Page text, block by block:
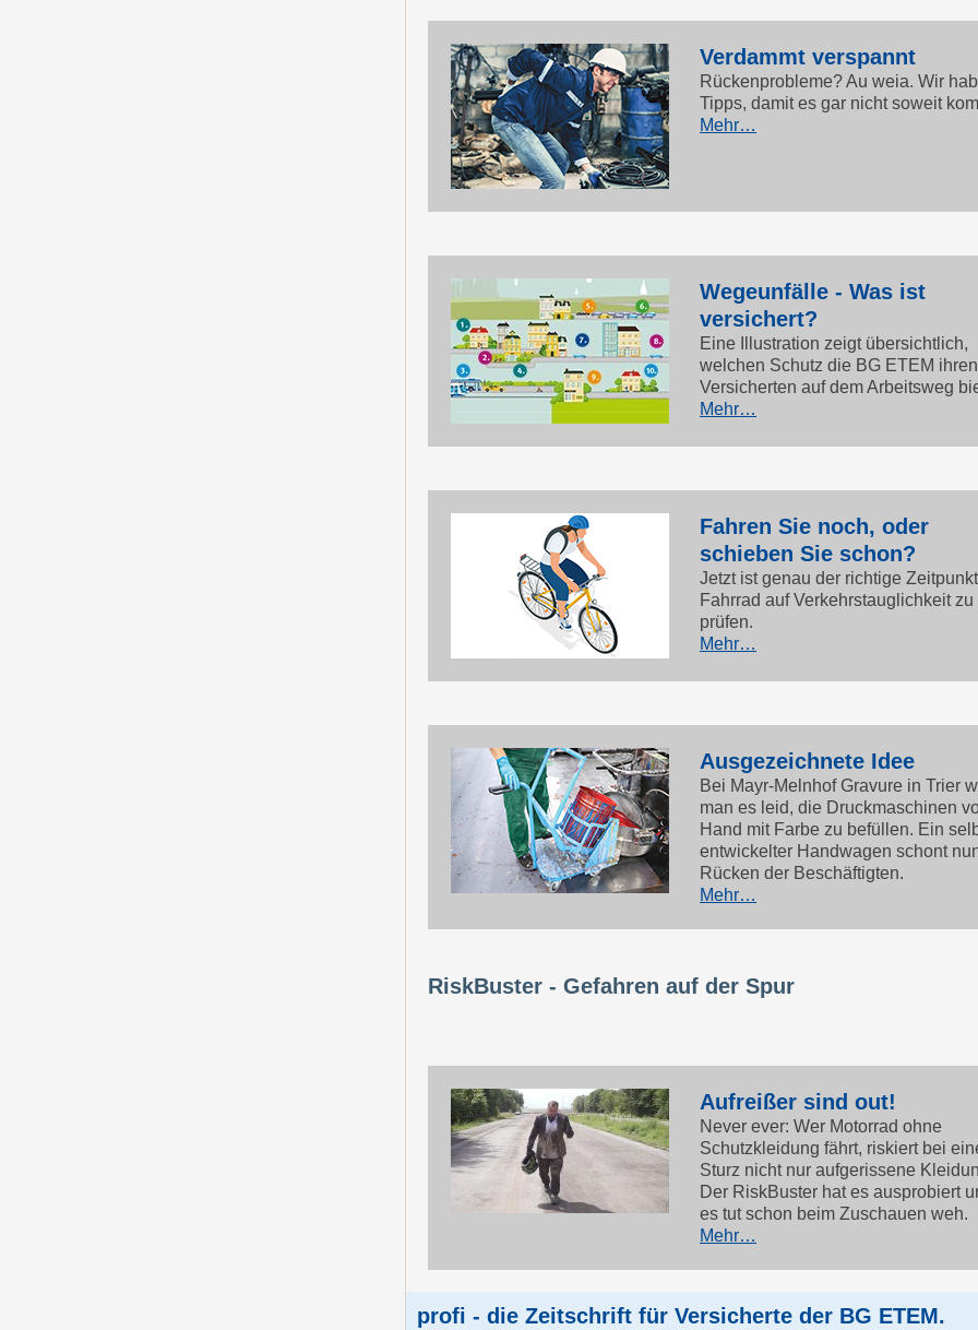
Verdammt verspannt
Rückenprobleme? Au weia. Wir
Tipps, damit es gar nicht soweit
Mehr…
Wegeunfälle - Was ist
versichert?
Eine Illustration zeigt übersichtlich,
welchen Schutz die BG ETEM ihren
Versicherten auf dem Arbeitsweg
Mehr…
Fahren Sie noch, oder
schieben Sie schon?
Jetzt ist genau der richtige
Fahrrad auf Verkehrstauglichkeit zu
prüfen.
Mehr…
Ausgezeichnete Idee
Bei Mayr-Melnhof Gravure in Trier
man es leid, die Druckmaschinen
Hand mit Farbe zu befüllen. Ein
entwickelter Handwagen schont
Rücken der Beschäftigten.
Mehr…
RiskBuster - Gefahren auf der Spur
Aufreißer sind out!
Never ever: Wer Motorrad ohne
Schutzkleidung fährt, riskiert bei
Sturz nicht nur aufgerissene
Der RiskBuster hat es ausprobiert
es tut schon beim Zuschauen weh.
Mehr…
profi - die Zeitschrift für Versicherte der BG ETEM.